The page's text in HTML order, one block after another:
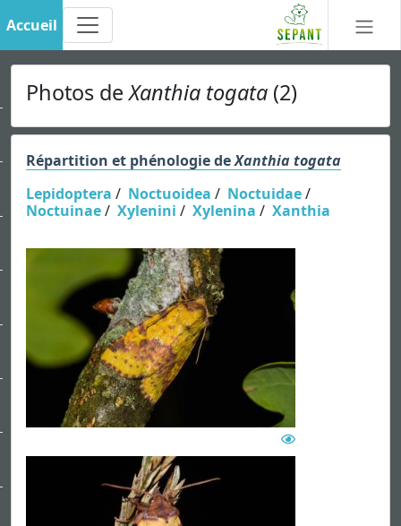
Accueil
Photos deXanthia togata (2)
Répartition et phénologie deXanthia togata
Lepidoptera / Noctuoidea / Noctuidae/
Noctuinae/ Xylenini / Xylenina / Xanthia